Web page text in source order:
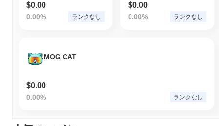
$0.00
0.00% ランクなし
$0.00
0.00% ランクなし
MOG CAT
$0.00
0.00% ランクなし